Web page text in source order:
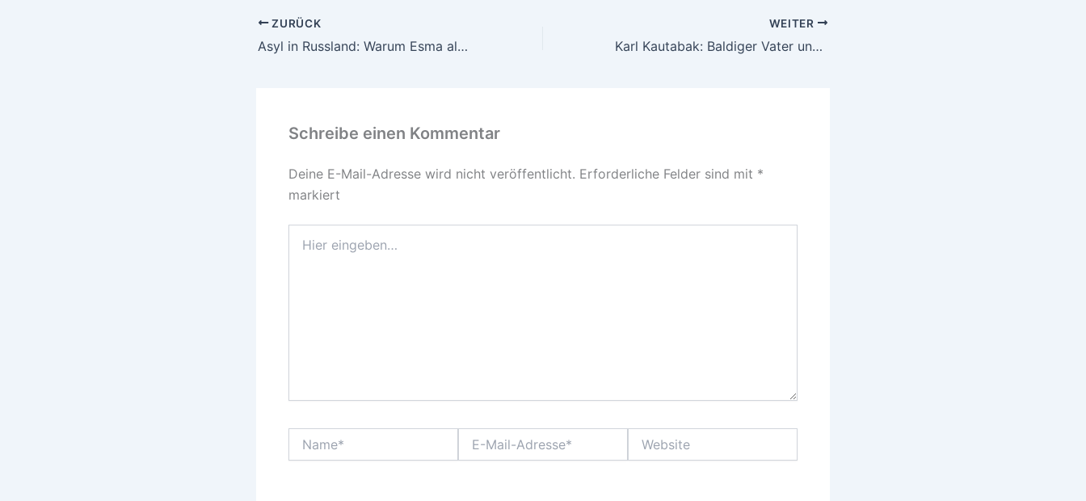
ZURÜCK
Asyl in Russland: Warum Esma al-Assad die Scheidung von Baschar al-Assad will
WEITER
Karl Kautabak: Baldiger Vater und seine humorvolle Botschaft
Schreibe einen Kommentar
Deine E-Mail-Adresse wird nicht veröffentlicht. Erforderliche Felder sind mit *
markiert
eingeben…
Mail-